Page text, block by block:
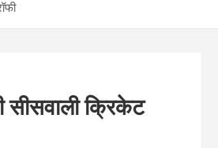
सीसवाली क्रिकेट